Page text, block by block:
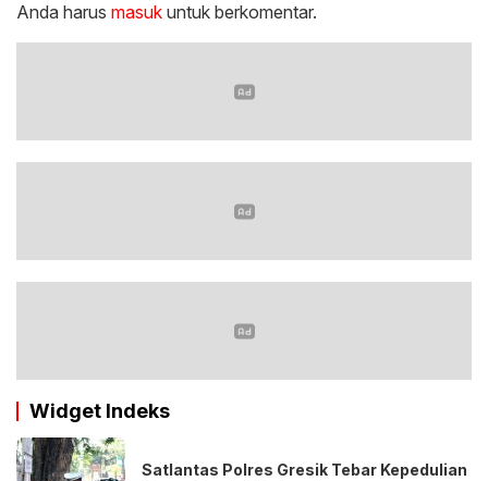
Anda harus masuk untuk berkomentar.
Widget Indeks
Satlantas Polres Gresik Tebar Kepedulian